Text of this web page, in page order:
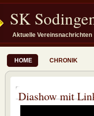
SK
Aktuelle Vereinsnachrichten
HOME CHRONIK
Diashow mit